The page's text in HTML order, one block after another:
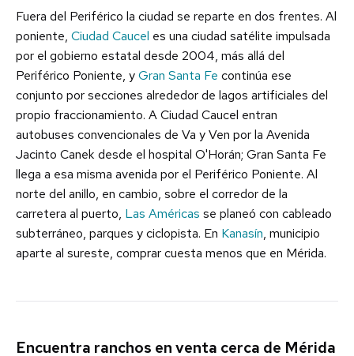
Fuera del Periférico la ciudad se reparte en dos frentes. Al
poniente, Ciudad Caucel es una ciudad satélite impulsada
por el gobierno estatal desde 2004, más allá del
Periférico Poniente, yGran Santa Fe continúa ese
conjunto por secciones alrededor de lagos artificiales del
propio fraccionamiento. A Ciudad Caucel entran
autobuses convencionales de Va y Ven por la Avenida
Jacinto Canek desde el hospital O'Horán; Gran Santa Fe
llega a esa misma avenida por el Periférico Poniente. Al
norte del anillo, en cambio, sobre el corredor de la
carretera al puerto, Las Américas se planeó con cableado
subterráneo, parques y ciclopista. En Kanasín, municipio
aparte al sureste, comprar cuesta menos que en Mérida.
Encuentra ranchos en venta cerca de Mérida